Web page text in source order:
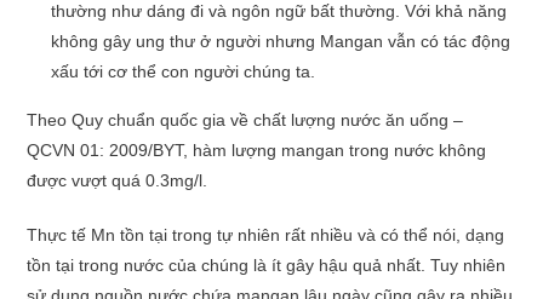
thường như dáng đi và ngôn ngữ bất thường. Với khả năng
không gây ung thư ở người nhưng Mangan vẫn có tác động
xấu tới cơ thể con người chúng ta.
Theo Quy chuẩn quốc gia về chất lượng nước ăn uống –
QCVN 01: 2009/BYT, hàm lượng mangan trong nước không
được vượt quá 0.3mg/l.
Thực tế Mn tồn tại trong tự nhiên rất nhiều và có thể nói, dạng
tồn tại trong nước của chúng là ít gây hậu quả nhất. Tuy nhiên